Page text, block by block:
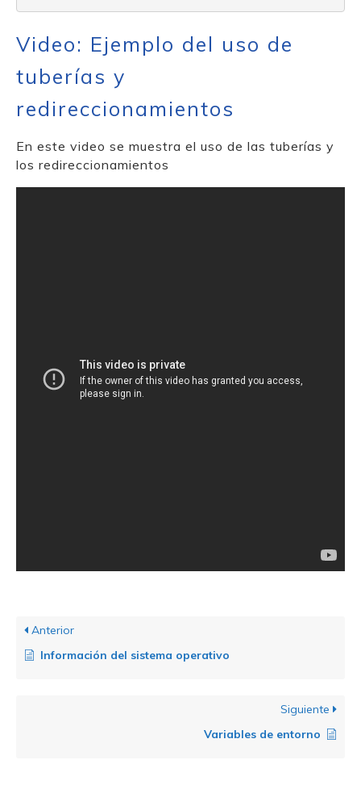
Video: Ejemplo del uso de
tuberías y
redireccionamientos
En este video se muestra el uso de las tuberías y
los redireccionamientos
Anterior
Información del sistema operativo
Siguiente
Variables de entorno